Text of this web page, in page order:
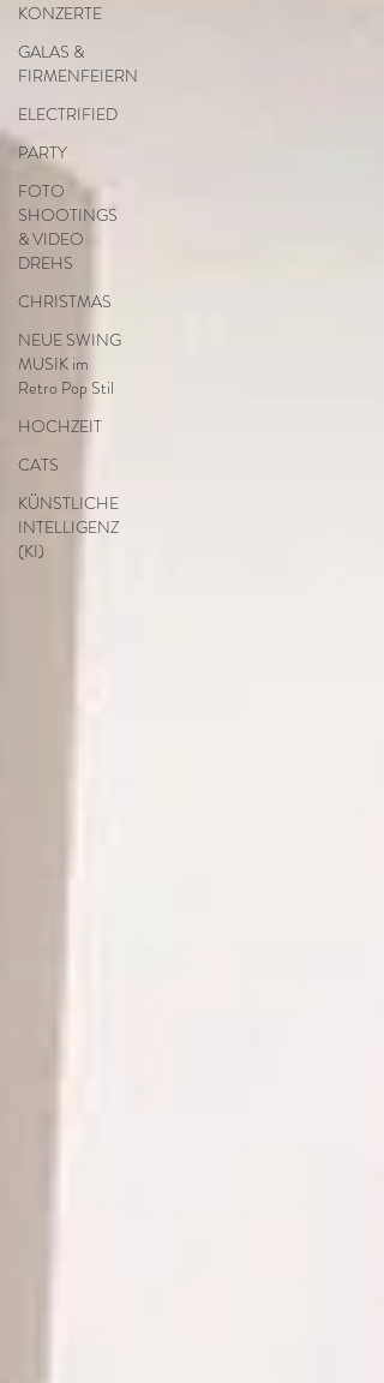
KONZERTE
GALAS &
FIRMENFEIERN
ELECTRIFIED
PARTY
FOTO
SHOOTINGS
& VIDEO
DREHS
CHRISTMAS
NEUE SWING
MUSIK im
Retro Pop Stil
HOCHZEIT
CATS
KÜNSTLICHE
INTELLIGENZ
(KI)